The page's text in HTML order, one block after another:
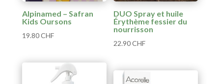
Alpinamed – Safran
Kids Oursons
19.80CHF
DUO Spray et huile
Érythème fessier du
nourrisson
22.90CHF